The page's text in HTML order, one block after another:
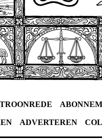
ADVERTEREN